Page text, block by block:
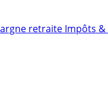
retraite Impôts &